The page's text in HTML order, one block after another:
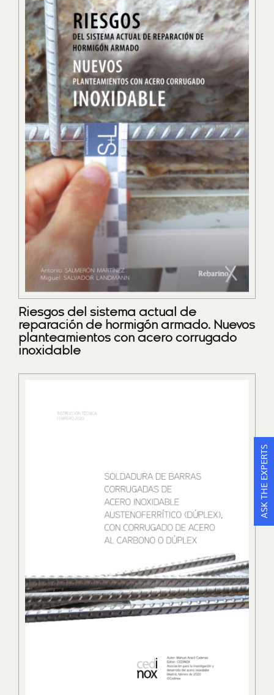
Riesgos del sistema actual de
reparación de hormigón armado. Nuevos
planteamientos con acero corrugado
inoxidable
ASK THE EXPERTS